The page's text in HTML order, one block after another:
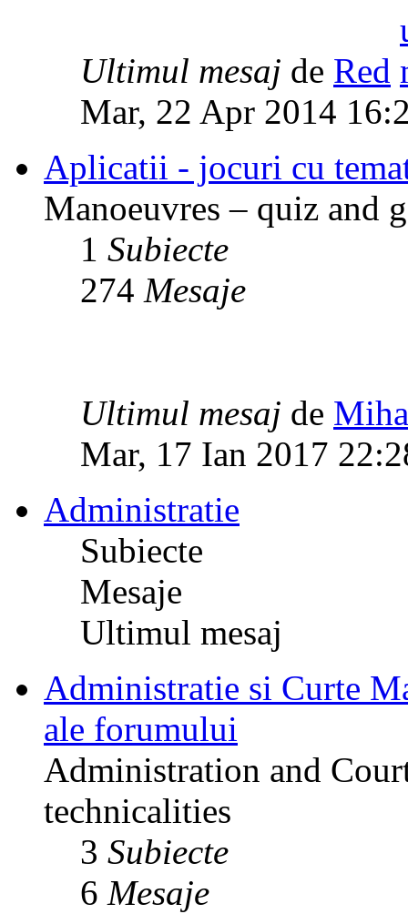
Ultimul mesaj de Red
Mar, 22 Apr 2014
Aplicatii - jocuri cu
Manoeuvres – quiz and
1 Subiecte
274 Mesaje
Ultimul mesaj de
Mar, 17 Ian 2017
Administratie
Subiecte
Mesaje
Ultimul mesaj
Administratie si Curte
ale forumului
Administration and
technicalities
3 Subiecte
6 Mesaje